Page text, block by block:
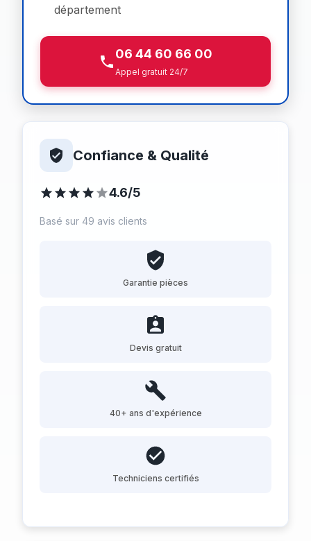
département
06 44 60 66 00
Appel gratuit 24/7
Confiance & Qualité
4.6/5
Basé sur 49 avis clients
Garantie pièces
Devis gratuit
40+ ans d'expérience
Techniciens certifiés